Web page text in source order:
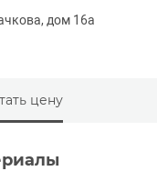
дом 16а
цену